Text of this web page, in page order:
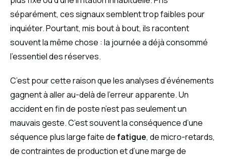
séparément, ces signaux semblent trop faibles pour
inquiéter. Pourtant, mis bout à bout, ils racontent
souvent la même chose : la journée a déjà consommé
l’essentiel des réserves.
C’est pour cette raison que les analyses d’événements
gagnent à aller au-delà de l’erreur apparente. Un
accident en fin de poste n’est pas seulement un
mauvais geste. C’est souvent la conséquence d’une
séquence plus large faite defatigue, de micro-retards,
de contraintes de production et d’une marge de